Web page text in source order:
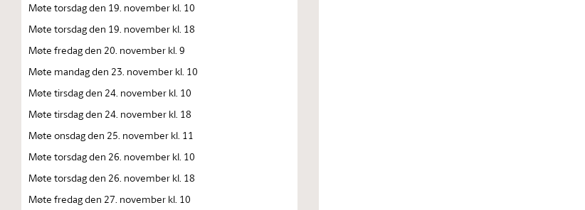
Møte torsdag den 19. november kl. 10
Møte torsdag den 19. november kl. 18
Møte fredag den 20. november kl. 9
Møte mandag den 23. november kl. 10
Møte tirsdag den 24. november kl. 10
Møte tirsdag den 24. november kl. 18
Møte onsdag den 25. november kl. 11
Møte torsdag den 26. november kl. 10
Møte torsdag den 26. november kl. 18
Møte fredag den 27. november kl. 10